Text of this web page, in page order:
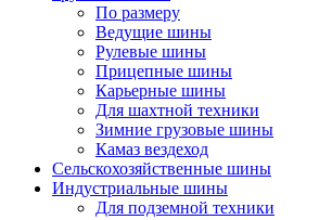
По размеру
Ведущие шины
Рулевые шины
Прицепные шины
Карьерные шины
Для шахтной техники
Зимние грузовые шины
Камаз вездеход
Сельскохозяйственные шины
Индустриальные шины
Для подземной техники